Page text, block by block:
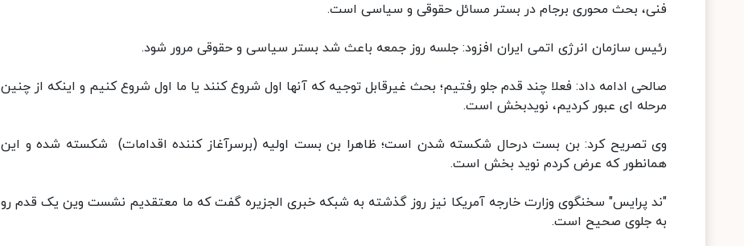
فنی، بحث محوری برجام در بستر مسائل حقوقی و سیاسی است.
رئیس سازمان انرژی اتمی ایران افزود: جلسه روز جمعه باعث شد بستر سیاسی و حقوقی مرور شود.
صالحی ادامه داد: فعلا چند قدم جلو رفتیم؛ بحث غیرقابل توجیه که آنها اول شروع کنند یا ما اول شروع کنیم و اینکه از چنین
مرحله ای عبور کردیم، نویدبخش است.
وی تصریح کرد: بن بست درحال شکسته شدن است؛ ظاهرا بن بست اولیه (برسرآغاز کننده اقدامات) شکسته شده و این
همانطور که عرض کردم نوید بخش است.
"ند پرایس" سخنگوی وزارت خارجه آمریکا نیز روز گذشته به شبکه خبری الجزیره گفت که ما معتقدیم نشست وین یک قدم رو
به جلوی صحیح است.